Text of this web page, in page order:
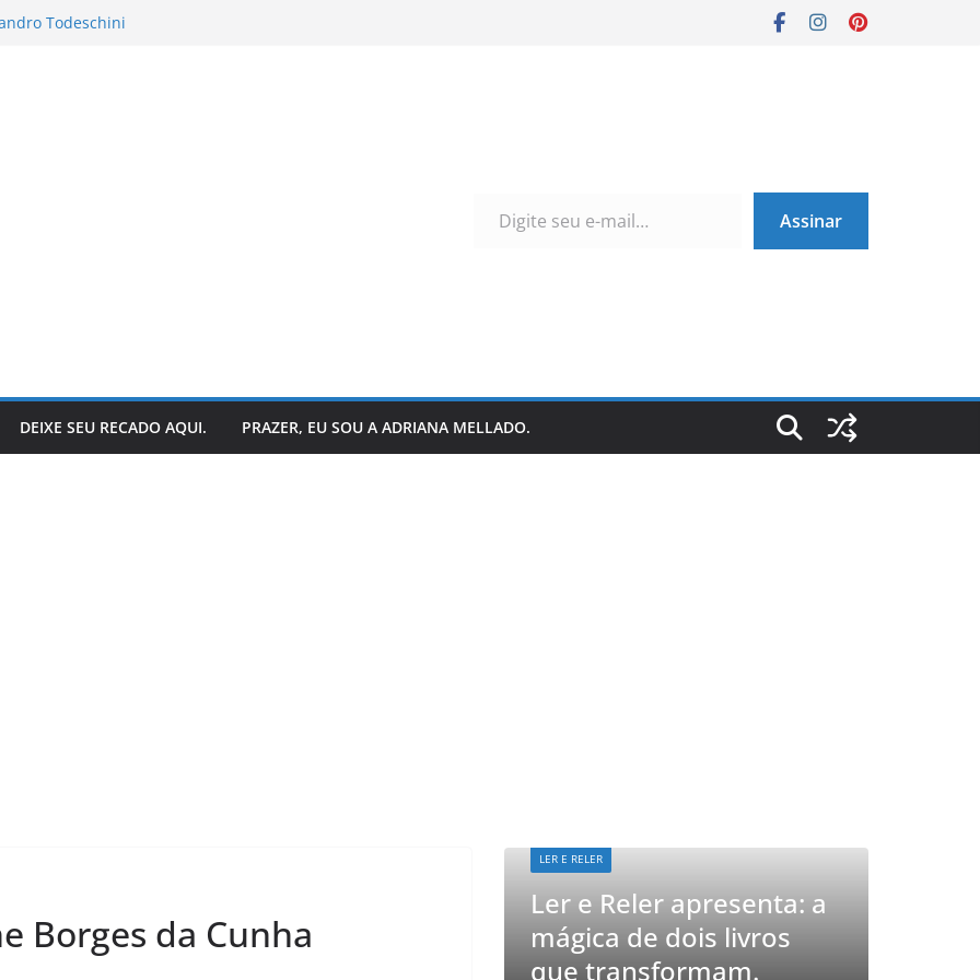
Todeschini
suas histórias favoritas?
Assinar
DEIXE SEU RECADO AQUI. PRAZER, EU SOU A ADRIANA MELLADO.
Borges da Cunha
explorando dois livros
LER E RELER
Ler e Reler apresenta: a
mágica de dois livros
que transformam.